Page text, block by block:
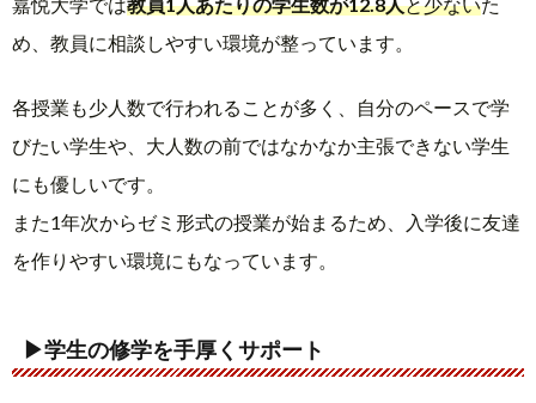
め、教員に相談しやすい環境が整っています。
各授業も少人数で行われることが多く、自分のペースで学
びたい学生や、大人数の前ではなかなか主張できない学生
にも優しいです。
また1年次からゼミ形式の授業が始まるため、入学後に友達
を作りやすい環境にもなっています。
▶学生の修学を手厚くサポート